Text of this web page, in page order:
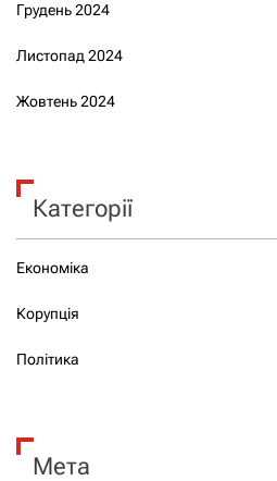
Грудень 2024
Листопад 2024
Жовтень 2024
Категорії
Економіка
Корупція
Політика
Мета